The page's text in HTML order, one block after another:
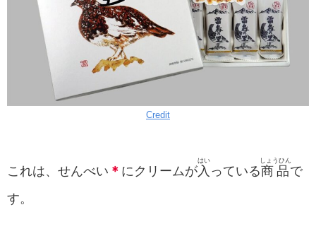
Credit
これは、せんべい ＊ にクリームが入
はい
っている商品
しょうひん
で
す。